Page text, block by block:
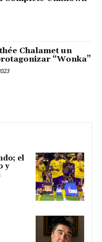
Chalamet un
“Wonka”
el
y